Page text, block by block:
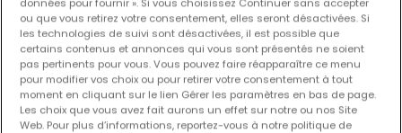
Les nouvelles annonces et baisses de prix en
avant première !
Activez une alerte sur cette recherche pour recevoir les
nouveaux biens ainsi que les changements de prix dans
votre boite email !
données pour fournir ». Si vous choisissez Continuer sans accepter
ou que vous retirez votre consentement, elles seront désactivées. Si
les technologies de suivi sont désactivées, il est possible que
certains contenus et annonces qui vous sont présentés ne soient
pas pertinents pour vous. Vous pouvez faire réapparaître ce menu
pour modifier vos choix ou pour retirer votre consentement à tout
moment en cliquant sur le lien Gérer les paramètres en bas de page.
Les choix que vous avez fait aurons un effet sur notre ou nos Site
Web. Pour plus d’informations, reportez-vous à notre politique de